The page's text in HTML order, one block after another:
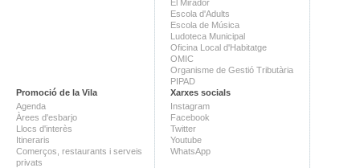
El Mirador
Escola d'Adults
Escola de Música
Ludoteca Municipal
Oficina Local d'Habitatge
OMIC
Organisme de Gestió Tributària
PIPAD
Promoció de la Vila
Agenda
Àrees d'esbarjo
Llocs d'interès
Itineraris
Comerços, restaurants i serveis
privats
Xarxes socials
Instagram
Facebook
Twitter
Youtube
WhatsApp